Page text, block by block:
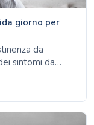
giorno per
da
sintomi da
dai dati di